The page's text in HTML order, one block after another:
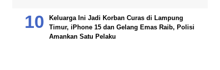
Keluarga Ini Jadi Korban Curas di Lampung
Timur, iPhone 15 dan Gelang Emas Raib, Polisi
Amankan Satu Pelaku